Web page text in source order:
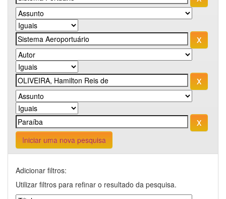
Iniciar uma nova pesquisa
Adicionar filtros:
Utilizar filtros para refinar o resultado da pesquisa.